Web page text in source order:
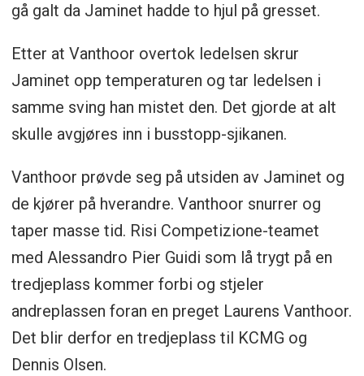
gå galt da Jaminet hadde to hjul på gresset.
Etter at Vanthoor overtok ledelsen skrur
Jaminet opp temperaturen og tar ledelsen i
samme sving han mistet den. Det gjorde at alt
skulle avgjøres inn i busstopp-sjikanen.
Vanthoor prøvde seg på utsiden av Jaminet og
de kjører på hverandre. Vanthoor snurrer og
taper masse tid. Risi Competizione-teamet
med Alessandro Pier Guidi som lå trygt på en
tredjeplass kommer forbi og stjeler
andreplassen foran en preget Laurens Vanthoor.
Det blir derfor en tredjeplass til KCMG og
Dennis Olsen.